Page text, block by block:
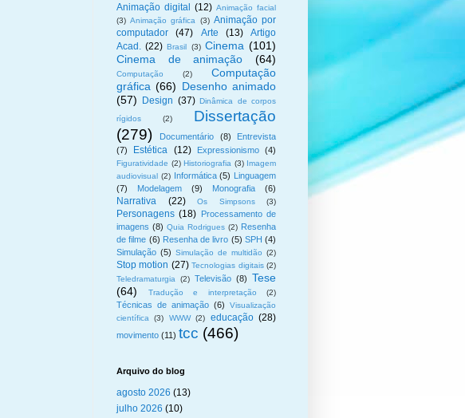
Animação digital (12) Animação facial
(3) Animação gráfica (3) Animação por
computador
(47) Arte (13)
Artigo
Acad. (22) Brasil (3) Cinema (101)
Cinema de animação
(64)
Computação (2)
Computação
gráfica (66) Desenho animado
(57)
Design (37) Dinâmica de corpos
rígidos
(2)
Dissertação
(279)
Documentário (8)
Entrevista
(7)
Estética (12) Expressionismo (4)
Figuratividade (2) Historiografia (3) Imagem
audiovisual (2) Informática (5) Linguagem
(7)
Modelagem (9) Monografia (6)
Narrativa (22) Os Simpsons (3)
Personagens (18) Processamento de
imagens (8) Quia Rodrigues (2) Resenha
de filme (6) Resenha de livro (5) SPH (4)
Simulação (5) Simulação de multidão (2)
Stop motion (27) Tecnologias digitais (2)
Teledramaturgia
(2) Televisão (8) Tese
(64)
Tradução e interpretação (2)
Técnicas de animação (6)
Visualização
científica
(3) WWW (2) educação (28)
movimento (11) tcc (466)
Arquivo do blog
agosto 2026 (13)
julho 2026 (10)